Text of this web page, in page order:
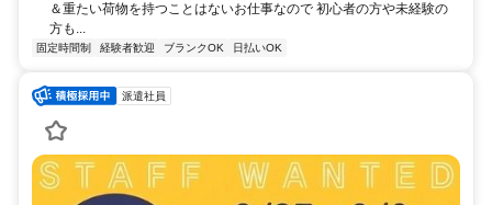
＆重たい荷物を持つことはないお仕事なので 初心者の方や未経験の
方も...
固定時間制 経験者歓迎 ブランクOK 日払いOK
派遣社員